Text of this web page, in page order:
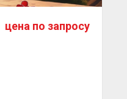
цена по запросу